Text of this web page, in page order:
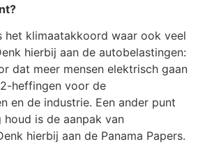
het klimaatakkoord waar ook veel
hierbij aan de autobelastingen:
dat meer mensen elektrisch gaan
heffingen voor de
en de industrie. Een ander punt
is de aanpak van
hierbij aan de Panama Papers.